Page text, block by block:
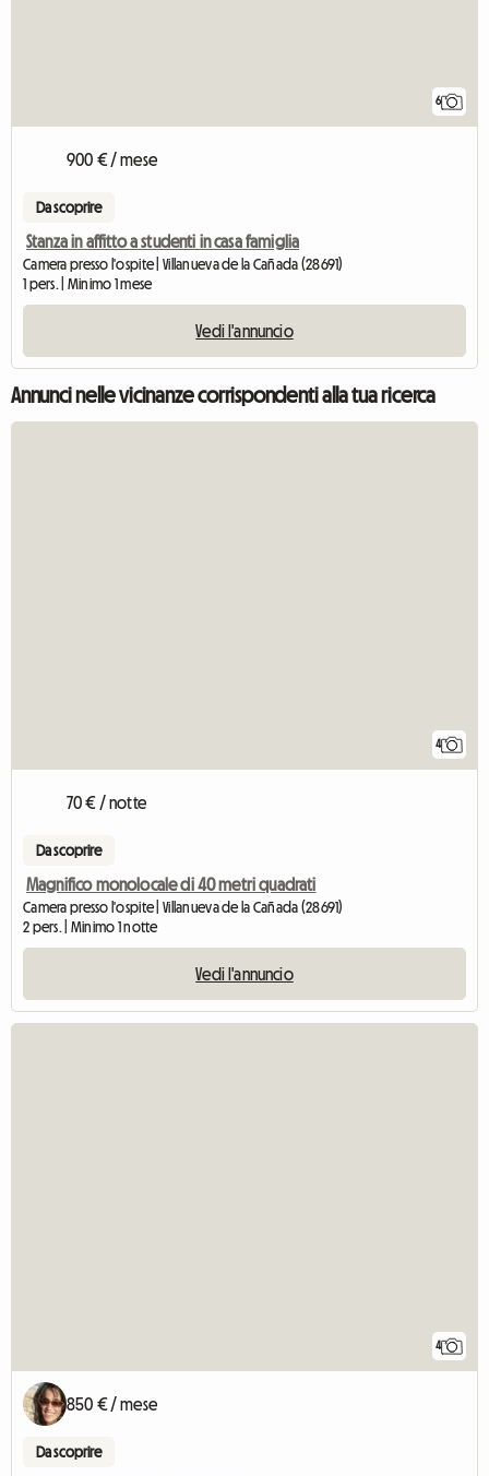
6
900 € / mese
Da scoprire
Stanza in affitto a studenti in casa famiglia
Camera presso l'ospite | Villanueva de la Cañada (28691)
1 pers. | Minimo 1 mese
Vedi l'annuncio
Annunci nelle vicinanze corrispondenti alla tua ricerca
4
70 € / notte
Da scoprire
Magnifico monolocale di 40 metri quadrati
Camera presso l'ospite | Villanueva de la Cañada (28691)
2 pers. | Minimo 1 notte
Vedi l'annuncio
4
850 € / mese
Da scoprire